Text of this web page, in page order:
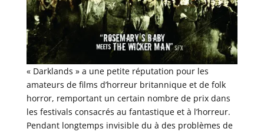
« Darklands » a une petite réputation pour les
amateurs de films d’horreur britannique et de folk
horror, remportant un certain nombre de prix dans
les festivals consacrés au fantastique et à l’horreur.
Pendant longtemps invisible du à des problèmes de